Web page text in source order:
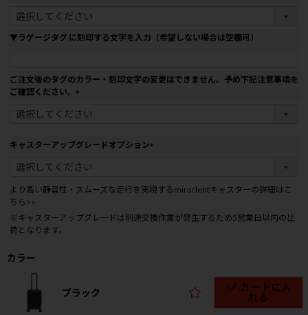
須
▼ラゲージタグ に刻印する文字を入力（希望しない場合は空欄可）
ご注文後のタグのカラー・刻印文字の変更はできません。予め下記注意事項を
ご確認ください。
必
)
キャスターアップグレードオプション
須
より高い静音性・スムーズな走行を実現するmiraclentキャスターの詳細はこ
ちら>>
※キャスターアップグレードは別途交換作業が発生するため5営業日以内の出
荷となります。
カラー
ブラック
カートに入
れる